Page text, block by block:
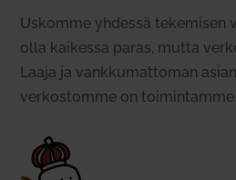
Uskomme yhdessä teke­misen
olla kai­kessa paras, mutta
Laaja ja vank­ku­mat­toman
ver­kos­tomme on toi­min­tamme